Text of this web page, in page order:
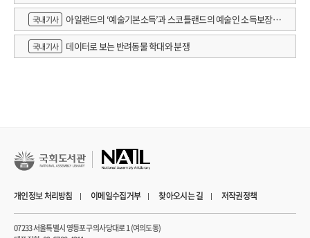
국내기사
아일랜드의 ‘예술기본소득’과 스코틀랜드의 예술인 소득보장정
책 논의
국내기사 데이터로 보는 반려동물 학대와 분쟁
개인정보 처리방침 이메일수집거부 찾아오시는 길 저작권정책
07233 서울특별시 영등포구 의사당대로 1 (여의도동)